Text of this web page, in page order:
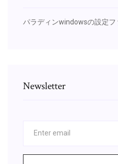
パラディンwindowsの設定フ
Newsletter